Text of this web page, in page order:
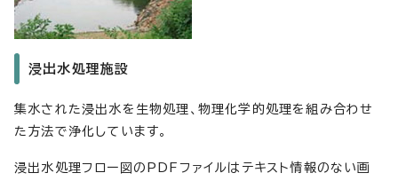
浸出水処理施設
集水された浸出水を生物処理、物理化学的処理を組み合わせ
た方法で浄化しています。
浸出水処理フロー図のPDFファイルはテキスト情報のない画